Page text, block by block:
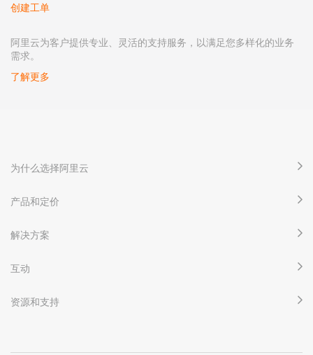
创建工单
阿里云为客户提供专业、灵活的支持服务，以满足您多样化的业务
需求。
了解更多
为什么选择阿里云
产品和定价
解决方案
互动
资源和支持